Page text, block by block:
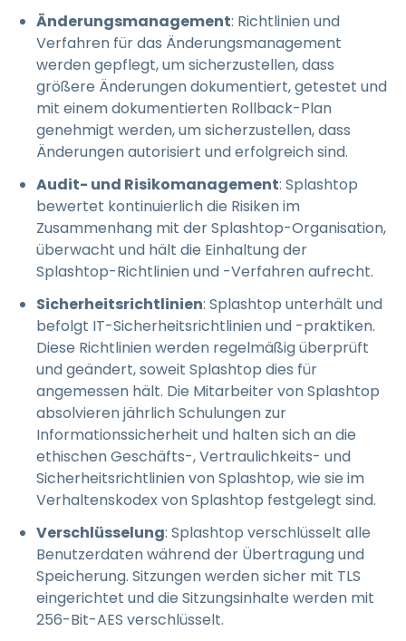
Änderungsmanagement: Richtlinien und
Verfahren für das Änderungsmanagement
werden gepflegt, um sicherzustellen, dass
größere Änderungen dokumentiert, getestet und
mit einem dokumentierten Rollback-Plan
genehmigt werden, um sicherzustellen, dass
Änderungen autorisiert und erfolgreich sind.
Audit- und Risikomanagement: Splashtop
bewertet kontinuierlich die Risiken im
Zusammenhang mit der Splashtop-Organisation,
überwacht und hält die Einhaltung der
Splashtop-Richtlinien und -Verfahren aufrecht.
Sicherheitsrichtlinien: Splashtop unterhält und
befolgt IT-Sicherheitsrichtlinien und -praktiken.
Diese Richtlinien werden regelmäßig überprüft
und geändert, soweit Splashtop dies für
angemessen hält. Die Mitarbeiter von Splashtop
absolvieren jährlich Schulungen zur
Informationssicherheit und halten sich an die
ethischen Geschäfts-, Vertraulichkeits- und
Sicherheitsrichtlinien von Splashtop, wie sie im
Verhaltenskodex von Splashtop festgelegt sind.
Verschlüsselung: Splashtop verschlüsselt alle
Benutzerdaten während der Übertragung und
Speicherung. Sitzungen werden sicher mit TLS
eingerichtet und die Sitzungsinhalte werden mit
256-Bit-AES verschlüsselt.